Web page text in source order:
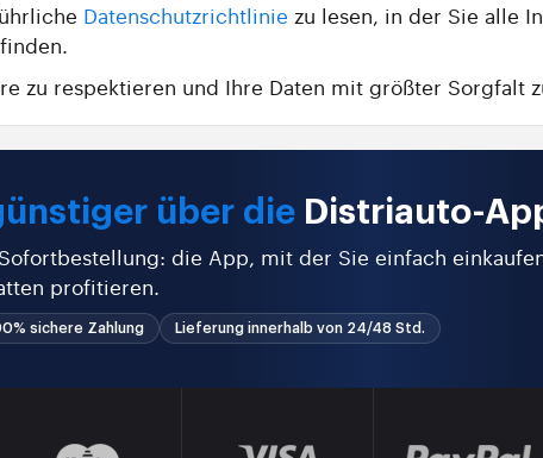
Datenschutzrichtlinie zu lesen, in der Sie alle
zu respektieren und Ihre Daten mit größter Sorgfalt
über die Distriauto-
die App, mit der Sie einfach
profitieren.
sichere Zahlung Lieferung innerhalb von 24/48 Std.